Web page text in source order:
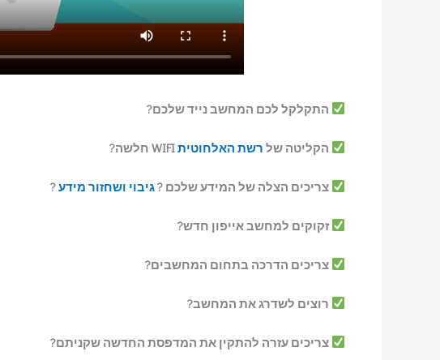
התקלקל לכם המחשב נייד שלכם?
הקליטה של רשת האלחוטיתWIFI חלשה?
צריכים הצלה של המידע שלכם ?גיבוי ושחזור מידע?
זקוקים למחשב אייפון חדש?
צריכים הדרכה בתחום המחשבים?
רוצים לשדרג את המחשב?
צריכים עזרה להתקין את המדפסת החדשה שקניתם?